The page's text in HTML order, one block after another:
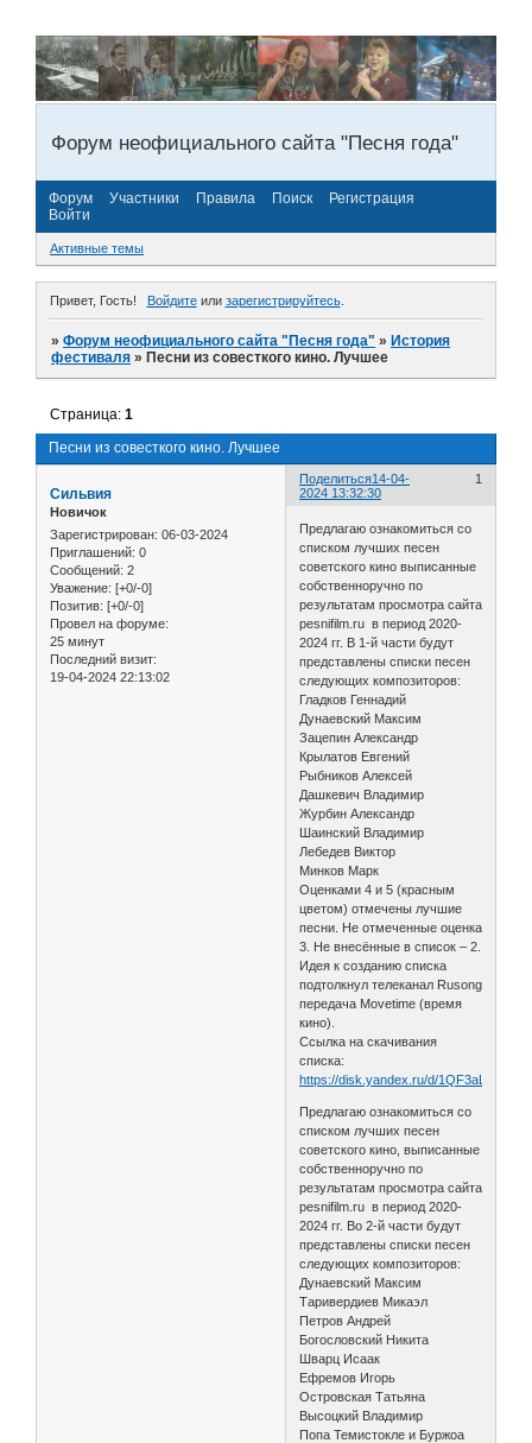
Форум неофициального сайта "Песня года"
Форум Участники Правила Поиск
Регистрация
Войти
Активные темы
Привет, Гость! Войдитеили зарегистрируйтесь.
»Форум неофициального сайта "Песня года" » История
фестиваля » Песни из совесткого кино. Лучшее
Песни из совесткого кино. Лучшее
Страница:1
Поделиться 1
14-04-
2024 13:32:30
Сильвия
Новичок
Зарегистрирован: 06-03-2024
Приглашений: 0
Сообщений: 2
Уважение: [+0/-0]
Позитив: [+0/-0]
Провел на форуме:
25 минут
Последний визит:
19-04-2024 22:13:02
Предлагаю ознакомиться со
списком лучших песен
советского кино выписанные
собственноручно по
результатам просмотра сайта
pesnifilm.ru в период 2020-
2024 гг. В 1-й части будут
представлены списки песен
следующих композиторов:
Гладков Геннадий
Дунаевский Максим
Зацепин Александр
Крылатов Евгений
Рыбников Алексей
Дашкевич Владимир
Журбин Александр
Шаинский Владимир
Лебедев Виктор
Минков Марк
Оценками 4 и 5 (красным
цветом) отмечены лучшие
песни. Не отмеченные оценка
3. Не внесённые в список – 2.
Идея к созданию списка
подтолкнул телеканал Rusong
передача Movetime (время
кино).
Ссылка на скачивания
списка:
https://disk.yandex.ru/d/
Предлагаю ознакомиться со
списком лучших песен
советского кино, выписанные
собственноручно по
результатам просмотра сайта
pesnifilm.ru в период 2020-
2024 гг. Во 2-й части будут
представлены списки песен
следующих композиторов:
Дунаевский Максим
Таривердиев Микаэл
Петров Андрей
Богословский Никита
Шварц Исаак
Ефремов Игорь
Островская Татьяна
Высоцкий Владимир
Попа Темистокле и Буржоа